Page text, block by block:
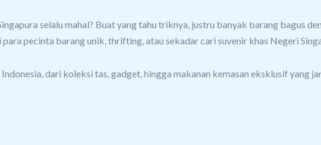
selalu mahal? Buat yang tahu triknya, justru banyak barang bagus
para pecinta barang unik, thrifting, atau sekadar cari suvenir khas Negeri
dari koleksi tas, gadget, hingga makanan kemasan eksklusif yang